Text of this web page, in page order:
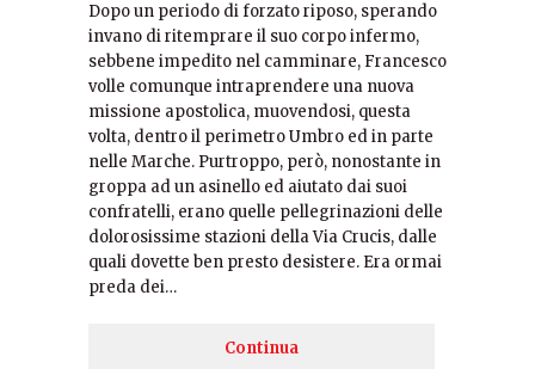
Dopo un periodo di forzato riposo, sperando
invano di ritemprare il suo corpo infermo,
sebbene impedito nel camminare, Francesco
volle comunque intraprendere una nuova
missione apostolica, muovendosi, questa
volta, dentro il perimetro Umbro ed in parte
nelle Marche. Purtroppo, però, nonostante in
groppa ad un asinello ed aiutato dai suoi
confratelli, erano quelle pellegrinazioni delle
dolorosissime stazioni della Via Crucis, dalle
quali dovette ben presto desistere. Era ormai
preda dei…
Continua